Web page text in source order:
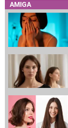
AMIGA